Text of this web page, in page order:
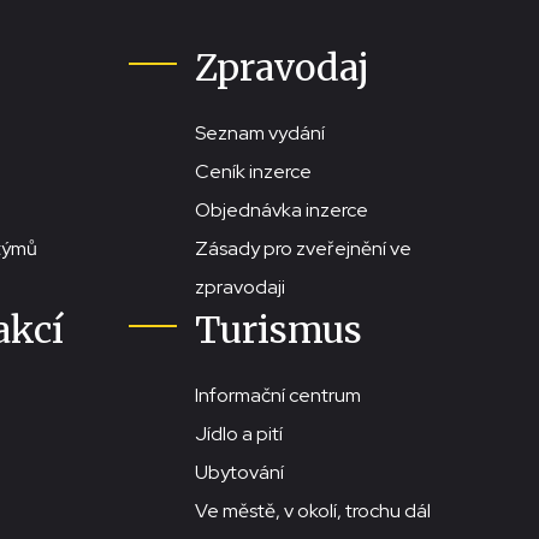
Zpravodaj
Seznam vydání
Ceník inzerce
Objednávka inzerce
Zásady pro zveřejnění ve
zpravodaji
Turismus
Informační centrum
Jídlo a pití
Ubytování
Ve městě, v okolí, trochu dál